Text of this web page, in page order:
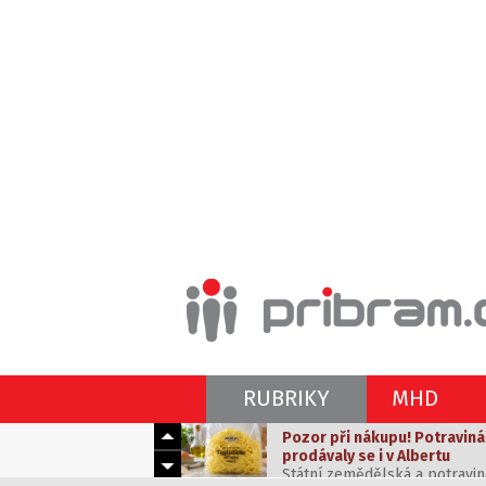
RUBRIKY MHD
Pozor při nákupu!
prodávaly se i v Albertu
Státní zemědělská a
těstoviny z Itálie, které byly
odhalila, že výrobek
obalu.
Vedra k nevydržení? Máme
sluncem a vedrem
Tropické dny dokážou